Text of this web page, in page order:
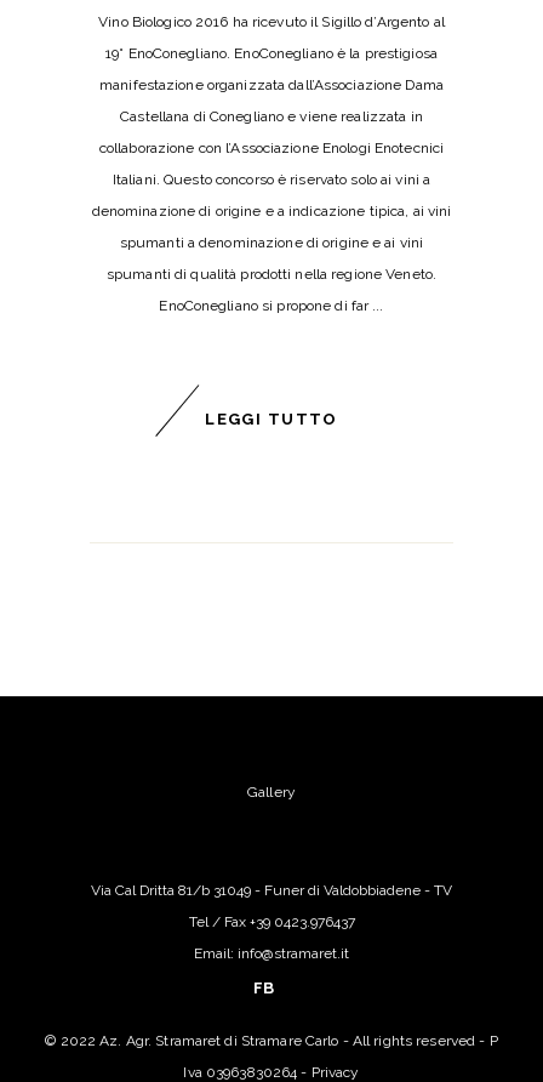
Vino Biologico 2016 ha ricevuto il Sigillo d’Argento al
19° EnoConegliano. EnoConegliano è la prestigiosa
manifestazione organizzata dall’Associazione Dama
Castellana di Conegliano e viene realizzata in
collaborazione con l’Associazione Enologi Enotecnici
Italiani. Questo concorso è riservato solo ai vini a
denominazione di origine e a indicazione tipica, ai vini
spumanti a denominazione di origine e ai vini
spumanti di qualità prodotti nella regione Veneto.
EnoConegliano si propone di far
LEGGI TUTTO
Gallery
Via Cal Dritta 81/b 31049 - Funer di Valdobbiadene - TV
Tel / Fax +39 0423.976437
Email: info@stramaret.it
FB
© 2022 Az. Agr. Stramaret di Stramare Carlo - All rights reserved - P
Iva 03963830264 - Privacy